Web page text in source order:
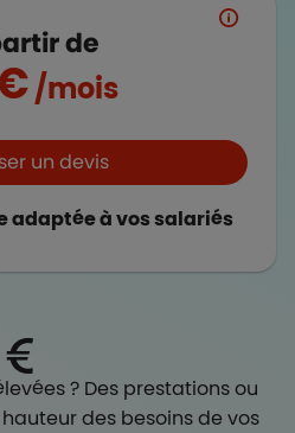
de
/mois
un devis
adaptée à vos salariés
? Des prestations ou
des besoins de vos